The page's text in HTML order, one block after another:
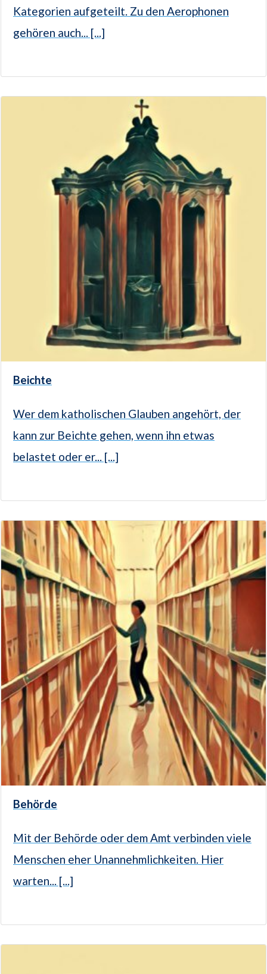
Kategorien aufgeteilt. Zu den Aerophonen
gehören auch... [...]
Beichte
Wer dem katholischen Glauben angehört, der
kann zur Beichte gehen, wenn ihn etwas
belastet oder er... [...]
Behörde
Mit der Behörde oder dem Amt verbinden viele
Menschen eher Unannehmlichkeiten. Hier
warten... [...]